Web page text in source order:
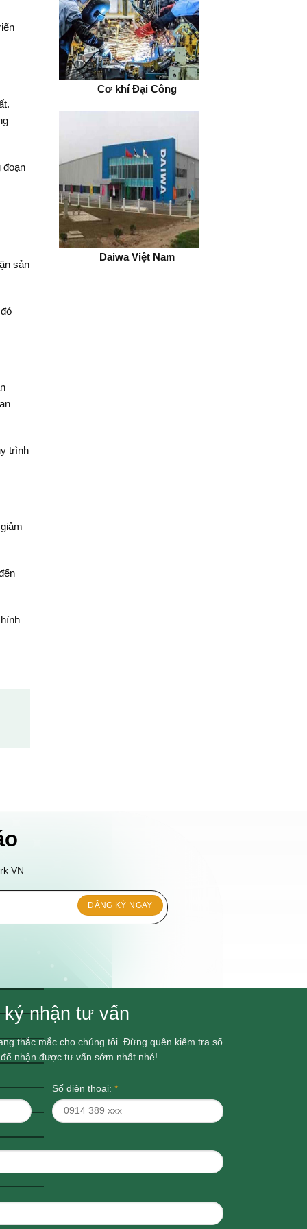
đoạn
sản
trình
Đồng Nai Cơ khí Đại Công
Daiwa Việt Nam
VN
nhận tư vấn
thắc mắc cho chúng tôi. Đừng quên kiểm tra số
nhận được tư vấn sớm nhất nhé!
Số điện thoại: *